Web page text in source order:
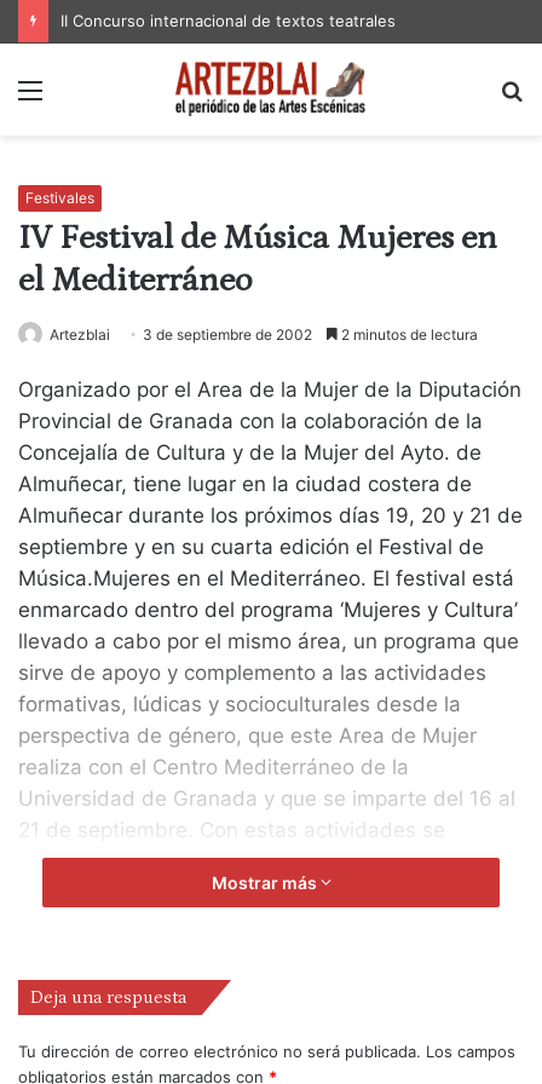
II Concurso internacional de textos teatrales
Menú
Festivales
IV Festival de Música Mujeres en
el Mediterráneo
Artezblai 3 de septiembre de 2002 2 minutos de lectura
Organizado por el Area de la Mujer de la Diputación
Provincial de Granada con la colaboración de la
Concejalía de Cultura y de la Mujer del Ayto. de
Almuñecar, tiene lugar en la ciudad costera de
Almuñecar durante los próximos días 19, 20 y 21 de
septiembre y en su cuarta edición el Festival de
Música.Mujeres en el Mediterráneo. El festival está
enmarcado dentro del programa ‘Mujeres y Cultura’
llevado a cabo por el mismo área, un programa que
sirve de apoyo y complemento a las actividades
formativas, lúdicas y socioculturales desde la
perspectiva de género, que este Area de Mujer
realiza con el Centro Mediterráneo de la
Universidad de Granada y que se imparte del 16 al
21 de septiembre. Con estas actividades se
pretende un acercamiento de la mujer tanto como
consumidoras y creadoras, a la cultura.
provincia de Granada, brindarles un escenario que
les sirva de plataforma de lanzamiento junto a
nombres más reconocidos, este año es el turno de
Mostrar más
Deja una respuesta
Tu dirección de correo electrónico no será publicada. Los campos
obligatorios están marcados con *